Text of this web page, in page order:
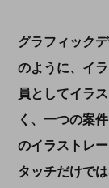
グラフィック
のように、イ
員としてイラ
く、一つの案
のイラストレ
タッチだけで